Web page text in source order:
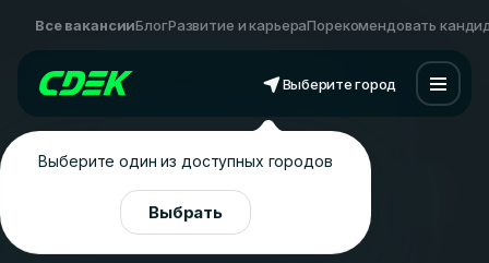
Все вакансииБлогРазвитие и карьераПорекомендовать
Выберите город
Выберите один из доступных городов
Выбрать